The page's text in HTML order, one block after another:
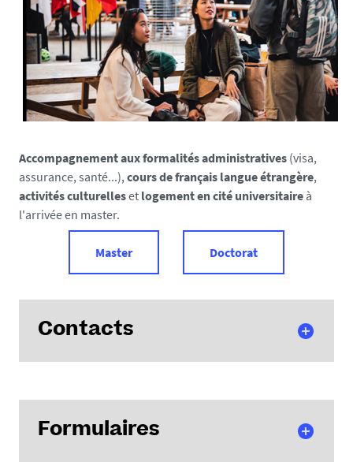
Accompagnement aux formalités administratives (visa,
assurance, santé...),cours de français langue étrangère,
activités culturelleset logement en cité universitaire à
l'arrivée en master.
Master Doctorat
Contacts
Elsa Durand Gestionnaire de direction
Formulaires